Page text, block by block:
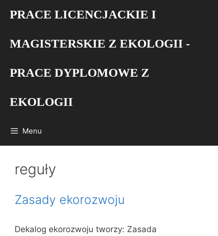
PRACE LICENCJACKIE I
MAGISTERSKIE Z EKOLOGII -
PRACE DYPLOMOWE Z
EKOLOGII
Menu
reguły
Zasady ekorozwoju
Dekalog ekorozwoju tworzy: Zasada